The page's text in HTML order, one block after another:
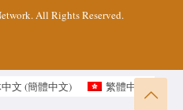
All Rights Reserved.
文 (簡體中文) 繁體中文